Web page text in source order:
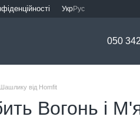
УкрРус
050
від Homfit
Вогонь і